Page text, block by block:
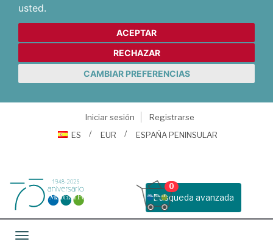
usted.
ACEPTAR
RECHAZAR
CAMBIAR PREFERENCIAS
Iniciar sesión
Registrarse
ES
EUR ESPAÑA PENINSULAR
Busqueda avanzada
0
Toggle navigation